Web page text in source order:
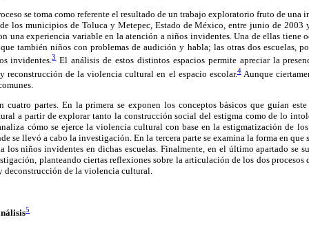
se toma como referente el resultado de un trabajo exploratorio fruto de una
de los municipios de Toluca y Metepec, Estado de México, entre junio de 2003
una experiencia variable en la atención a niños invidentes. Una de ellas tiene
también niños con problemas de audición y habla; las otras dos escuelas,
invidentes.3El análisis de estos distintos espacios permite apreciar la
reconstrucción de la violencia cultural en el espacio escolar.4Aunque
cuatro partes. En la primera se exponen los conceptos básicos que guían
a partir de explorar tanto la construcción social del estigma como de lo
cómo se ejerce la violencia cultural con base en la estigmatización de
se llevó a cabo la investigación. En la tercera parte se examina la forma en que
los niños invidentes en dichas escuelas. Finalmente, en el último apartado se
planteando ciertas reflexiones sobre la articulación de los dos procesos
deconstrucción de la violencia cultural.
5